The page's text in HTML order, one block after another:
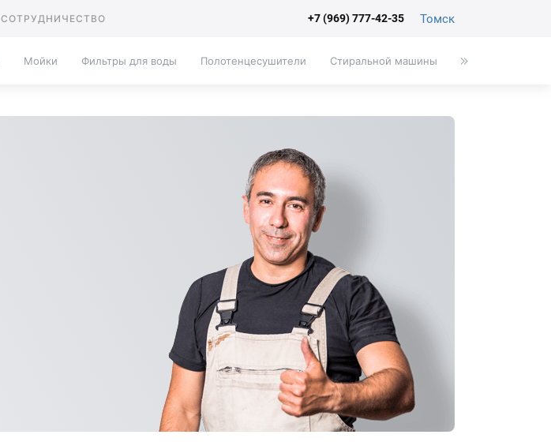
СОТРУДНИЧЕСТВО +7 (969) 777-42-35 Томск
Мойки Фильтры для воды Полотенцесушители Стиральной машины Писсуары